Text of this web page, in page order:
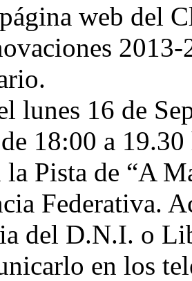
web del
lunes 16 de
18:00 a
la Pista de “A
Federativa.
del D.N.I. o
en los